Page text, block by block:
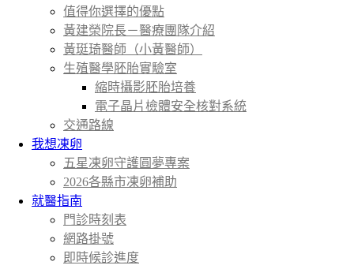
值得你選擇的優點
黃建榮院長－醫療團隊介紹
黃珽琦醫師（小黃醫師）
生殖醫學胚胎實驗室
縮時攝影胚胎培養
電子晶片檢體安全核對系統
交通路線
我想凍卵
五星凍卵守護圓夢專案
2026各縣市凍卵補助
就醫指南
門診時刻表
網路掛號
即時候診進度